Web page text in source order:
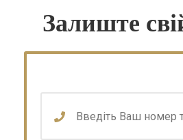
Залиште